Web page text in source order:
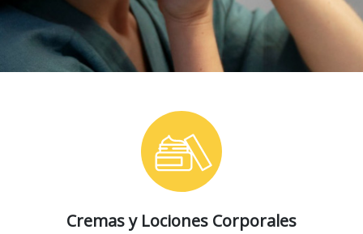
Cremas y Lociones Corporales